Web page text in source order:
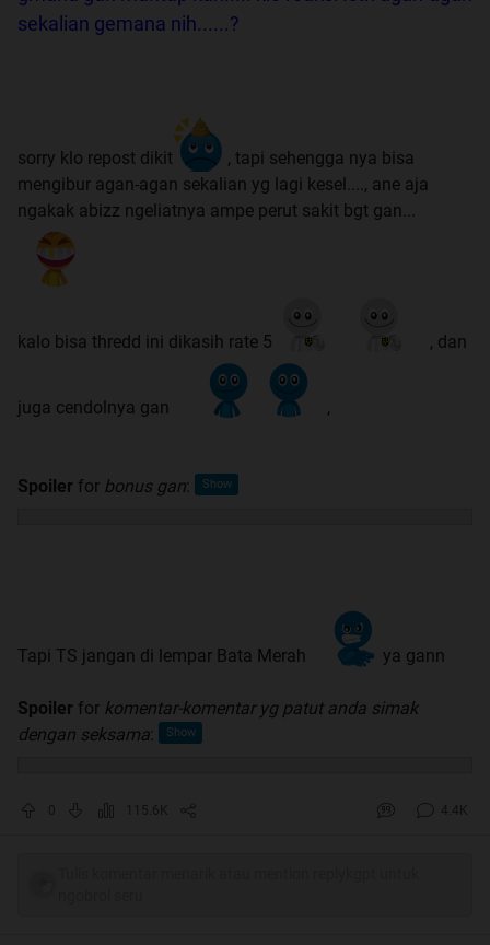
sekalian gemana nih......?
sorry klo repost dikit
, tapi sehengga nya bisa
mengibur agan-agan sekalian yg lagi kesel...., ane aja
ngakak abizz ngeliatnya ampe perut sakit bgt gan...
kalo bisa thredd ini dikasih rate 5 , dan
juga cendolnya gan ,
Spoiler for bonus gan:
Tapi TS jangan di lempar Bata Merah ya gann
Spoiler for komentar-komentar yg patut anda simak
dengan seksama:
0 115.6K 4.4K